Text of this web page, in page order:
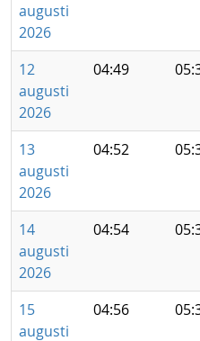
augusti
2026
12
augusti
2026
04:49
13
augusti
2026
04:52
14
augusti
2026
04:54
15
augusti
04:56